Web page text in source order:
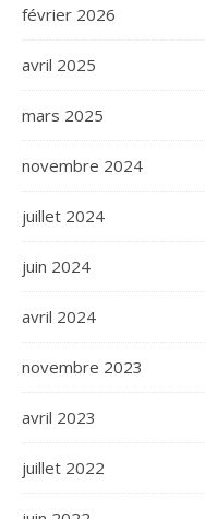
février 2026
avril 2025
mars 2025
novembre 2024
juillet 2024
juin 2024
avril 2024
novembre 2023
avril 2023
juillet 2022